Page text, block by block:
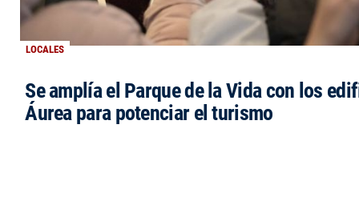
LOCALES
Se amplía el Parque de la Vida con los
Áurea para potenciar el turismo